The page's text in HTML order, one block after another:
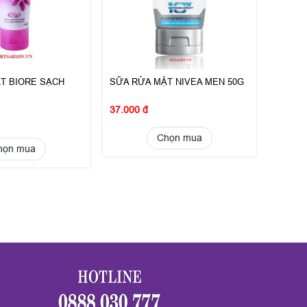
BIORE SẠCH
mua
SỮA RỬA MẶT NIVEA MEN 50G
37.000 đ
Chọn mua